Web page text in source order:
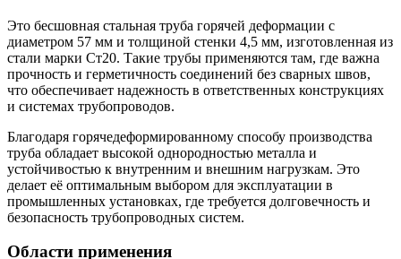
Это бесшовная стальная труба горячей деформации с
диаметром 57 мм и толщиной стенки 4,5 мм, изготовленная из
стали марки Ст20. Такие трубы применяются там, где важна
прочность и герметичность соединений без сварных швов,
что обеспечивает надежность в ответственных конструкциях
и системах трубопроводов.
Благодаря горячедеформированному способу производства
труба обладает высокой однородностью металла и
устойчивостью к внутренним и внешним нагрузкам. Это
делает её оптимальным выбором для эксплуатации в
промышленных установках, где требуется долговечность и
безопасность трубопроводных систем.
Области применения